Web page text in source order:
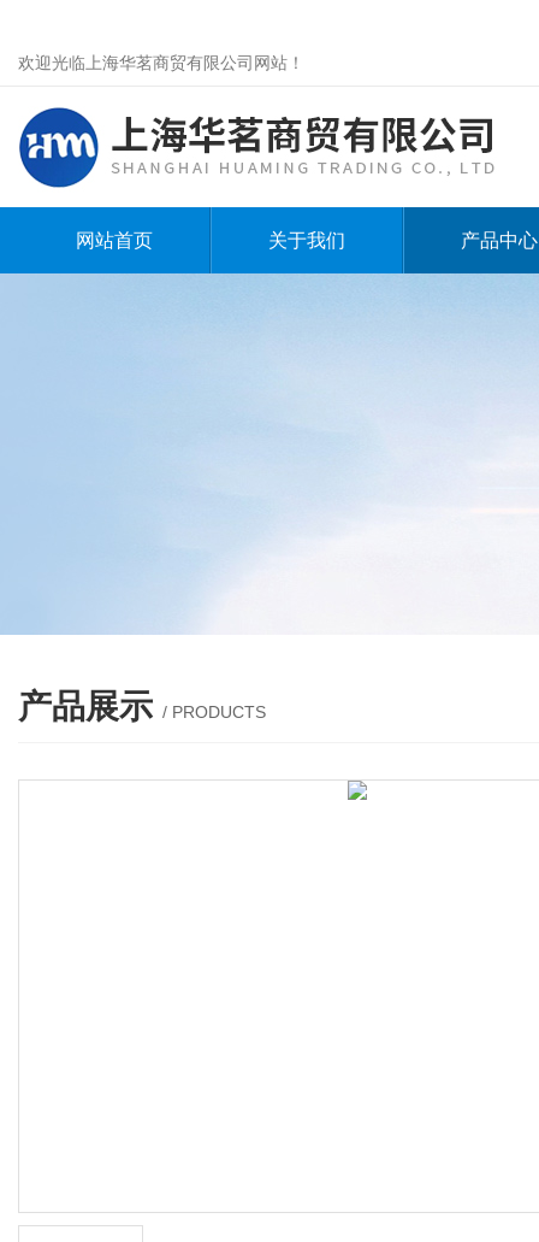
欢迎光临上海华茗商贸有限公司网站！
网站首页 关于我们 产品中心
产品展示 / PRODUCTS